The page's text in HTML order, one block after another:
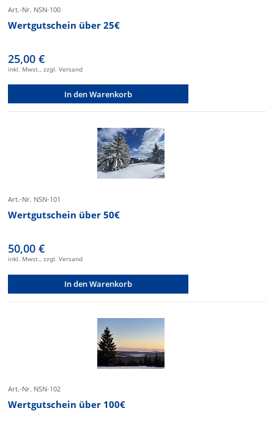
Art.-Nr. NSN-100
Wertgutschein über 25€
25,00 €
inkl. Mwst., zzgl. Versand
In den Warenkorb
Art.-Nr. NSN-101
Wertgutschein über 50€
50,00 €
inkl. Mwst., zzgl. Versand
In den Warenkorb
Art.-Nr. NSN-102
Wertgutschein über 100€